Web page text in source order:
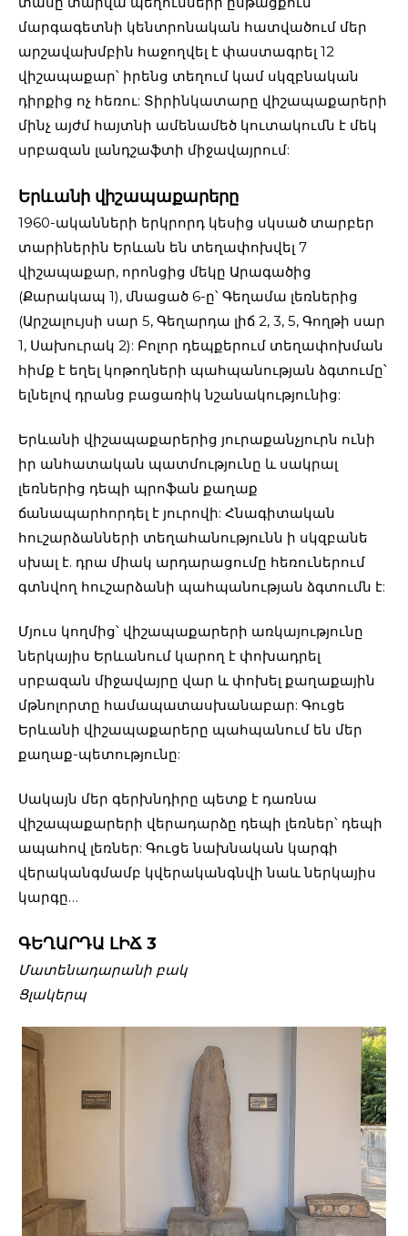
մարգագետնի կենտրոնական հատվածում մեր
արշավախմբին հաջողվել է փաստագրել 12
վիշապաքար՝ իրենց տեղում կամ սկզբնական
դիրքից ոչ հեռու: Տիրինկատարը վիշապաքարերի
մինչ այժմ հայտնի ամենամեծ կուտակումն է մեկ
սրբազան լանդշաֆտի միջավայրում:
Երևանի վիշապաքարերը
1960-ականների երկրորդ կեսից սկսած տարբեր
տարիներին Երևան են տեղափոխվել 7
վիշապաքար, որոնցից մեկը Արագածից
(Քարակապ 1), մնացած 6-ը՝ Գեղամա լեռներից
(Արշալույսի սար 5, Գեղարդա լիճ 2, 3, 5, Գողթի սար
1, Սախուրակ 2): Բոլոր դեպքերում տեղափոխման
հիմք է եղել կոթողների պահպանության ձգտումը՝
ելնելով դրանց բացառիկ նշանակությունից:
Երևանի վիշապաքարերից յուրաքանչյուրն ունի
իր անհատական պատմությունը և սակրալ
լեռներից դեպի պրոֆան քաղաք
ճանապարհորդել է յուրովի: Հնագիտական
հուշարձանների տեղահանությունն ի սկզբանե
սխալ է. դրա միակ արդարացումը հեռուներում
գտնվող հուշարձանի պահպանության ձգտումն է:
Մյուս կողմից՝ վիշապաքարերի առկայությունը
ներկայիս Երևանում կարող է փոխադրել
սրբազան միջավայրը վար և փոխել քաղաքային
մթնոլորտը համապատասխանաբար: Գուցե
Երևանի վիշապաքարերը պահպանում են մեր
քաղաք-պետությունը:
Սակայն մեր գերխնդիրը պետք է դառնա
վիշապաքարերի վերադարձը դեպի լեռներ՝ դեպի
ապահով լեռներ: Գուցե նախնական կարգի
վերականգմամբ կվերականգնվի նաև ներկայիս
կարգը…
ԳԵՂԱՐԴԱ ԼԻՃ 3
Մատենադարանի բակ
Ցլակերպ